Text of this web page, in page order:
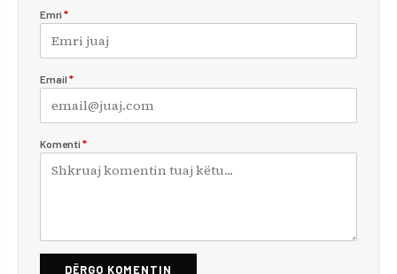
Emri *
Email *
Komenti *
DËRGO KOMENTIN